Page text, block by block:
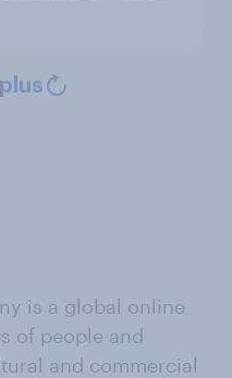
is a global online
of people and
and commercial